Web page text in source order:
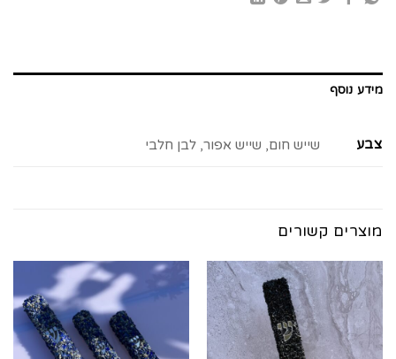
מידע נוסף
צבע שייש חום, שייש אפור, לבן חלבי
מוצרים קשורים